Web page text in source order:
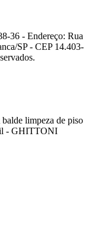
36 - Endereço: Rua
SP - CEP 14.403-
limpeza de piso
- GHITTONI